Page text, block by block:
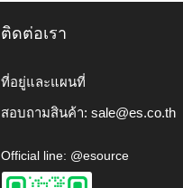
ติดต่อเรา
ที่อยู่และแผนที่
สอบถามสินค้า: sale@es.co.th
Official line: @esource